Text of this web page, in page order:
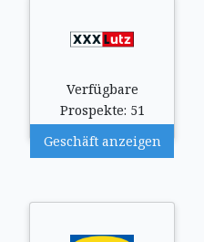
Verfügbare
Prospekte: 51
Geschäft anzeigen